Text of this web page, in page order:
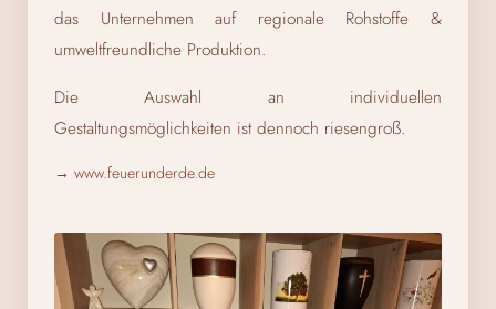
das Unternehmen auf regionale Rohstoffe &
umweltfreundliche Produktion.
Die Auswahl an individuellen
Gestaltungsmöglichkeiten ist dennoch riesengroß.
→ www.feuerunderde.de